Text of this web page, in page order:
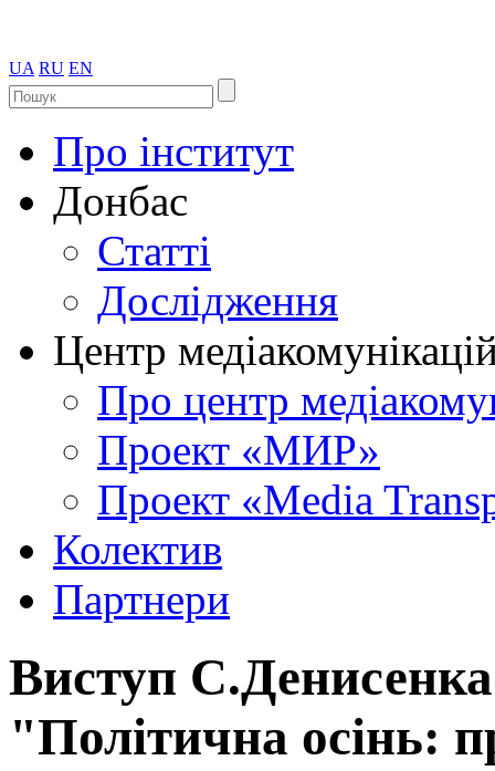
UA RU EN
Про інститут
Донбас
Статті
Дослідження
Центр
Про центр
Проект «МИР»
Проект «Media
Колектив
Партнери
Виступ
"Політична осінь: